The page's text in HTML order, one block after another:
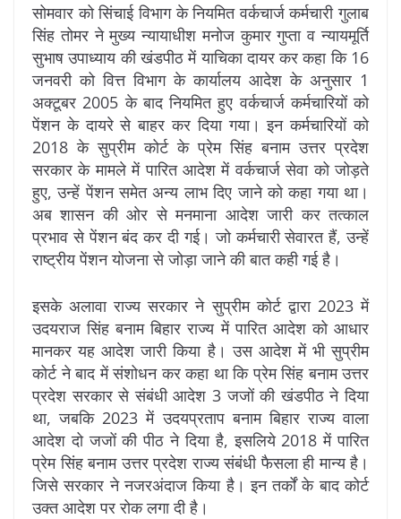
सोमवार को सिंचाई विभाग के नियमित वर्कचार्ज कर्मचारी गुलाब
सिंह तोमर ने मुख्य न्यायाधीश मनोज कुमार गुप्ता व न्यायमूर्ति
सुभाष उपाध्याय की खंडपीठ में याचिका दायर कर कहा कि 16
जनवरी को वित्त विभाग के कार्यालय आदेश के अनुसार 1
अक्टूबर 2005 के बाद नियमित हुए वर्कचार्ज कर्मचारियों को
पेंशन के दायरे से बाहर कर दिया गया। इन कर्मचारियों को
2018 के सुप्रीम कोर्ट के प्रेम सिंह बनाम उत्तर प्रदेश
सरकार के मामले में पारित आदेश में वर्कचार्ज सेवा को जोड़ते
हुए, उन्हें पेंशन समेत अन्य लाभ दिए जाने को कहा गया था।
अब शासन की ओर से मनमाना आदेश जारी कर तत्काल
प्रभाव से पेंशन बंद कर दी गई। जो कर्मचारी सेवारत हैं, उन्हें
राष्ट्रीय पेंशन योजना से जोड़ा जाने की बात कही गई है।
इसके अलावा राज्य सरकार ने सुप्रीम कोर्ट द्वारा 2023 में
उदयराज सिंह बनाम बिहार राज्य में पारित आदेश को आधार
मानकर यह आदेश जारी किया है। उस आदेश में भी सुप्रीम
कोर्ट ने बाद में संशोधन कर कहा था कि प्रेम सिंह बनाम उत्तर
प्रदेश सरकार से संबंधी आदेश 3 जजों की खंडपीठ ने दिया
था, जबकि 2023 में उदयप्रताप बनाम बिहार राज्य वाला
आदेश दो जजों की पीठ ने दिया है, इसलिये 2018 में पारित
प्रेम सिंह बनाम उत्तर प्रदेश राज्य संबंधी फैसला ही मान्य है।
जिसे सरकार ने नजरअंदाज किया है। इन तर्कों के बाद कोर्ट
उक्त आदेश पर रोक लगा दी है।